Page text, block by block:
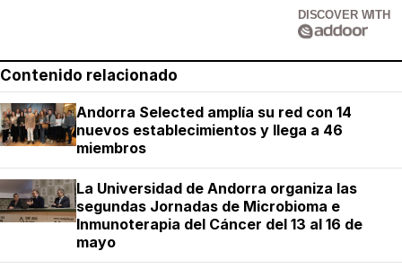
DISCOVER WITH
Contenido relacionado
Andorra Selected amplía su red con 14
nuevos establecimientos y llega a 46
miembros
La Universidad de Andorra organiza las
segundas Jornadas de Microbioma e
Inmunoterapia del Cáncer del 13 al 16 de
mayo